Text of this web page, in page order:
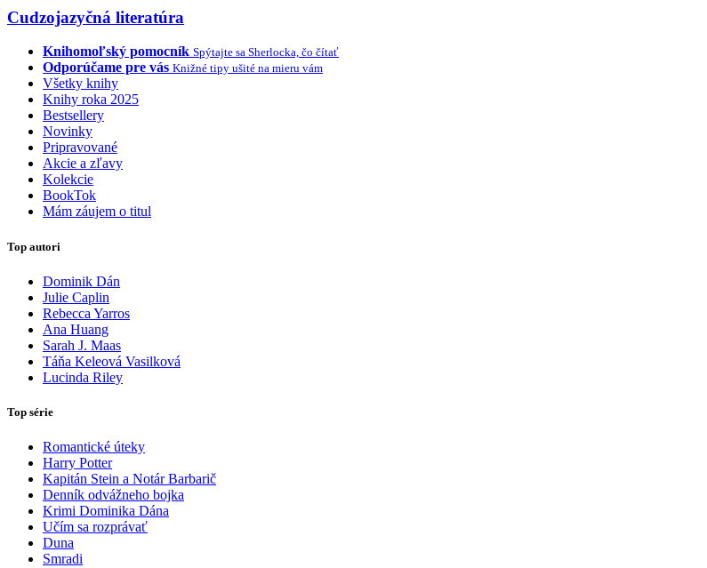
Cudzojazyčná literatúra
Knihomoľský pomocník Spýtajte sa Sherlocka, čo čítať
Odporúčame pre vás Knižné tipy ušité na mieru vám
Všetky knihy
Knihy roka 2025
Bestsellery
Novinky
Pripravované
Akcie a zľavy
Kolekcie
BookTok
Mám záujem o titul
Top autori
Dominik Dán
Julie Caplin
Rebecca Yarros
Ana Huang
Sarah J. Maas
Táňa Keleová Vasilková
Lucinda Riley
Top série
Romantické úteky
Harry Potter
Kapitán Stein a Notár Barbarič
Denník odvážneho bojka
Krimi Dominika Dána
Učím sa rozprávať
Duna
Smradi